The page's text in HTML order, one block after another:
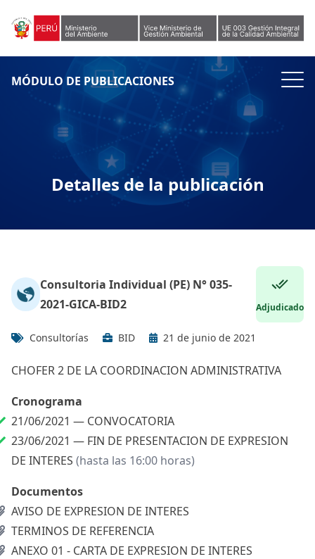
MÓDULO DE PUBLICACIONES
Detalles de la publicación
Consultoria Individual (PE) N° 035-
2021-GICA-BID2
Adjudicado
Consultorías BID 21 de junio de 2021
CHOFER 2 DE LA COORDINACION ADMINISTRATIVA
Cronograma
21/06/2021 — CONVOCATORIA
23/06/2021 — FIN DE PRESENTACION DE EXPRESION
DE INTERES (hasta las 16:00 horas)
Documentos
AVISO DE EXPRESION DE INTERES
TERMINOS DE REFERENCIA
ANEXO 01 - CARTA DE EXPRESION DE INTERES